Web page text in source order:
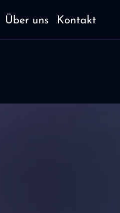
Über uns Kontakt